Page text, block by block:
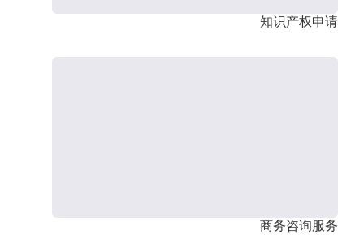
知识产权申请
商务咨询服务